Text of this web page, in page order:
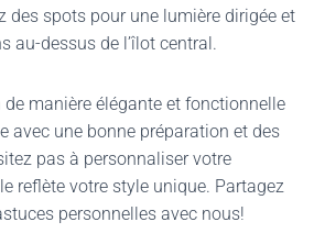
des spots pour une lumière dirigée et
au-dessus de l’îlot central.
de manière élégante et fonctionnelle
avec une bonne préparation et des
pas à personnaliser votre
reflète votre style unique. Partagez
personnelles avec nous!